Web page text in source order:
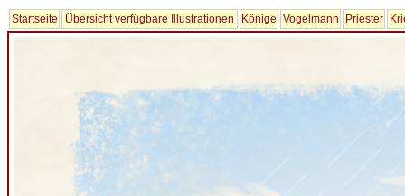
Startseite Übersicht verfügbare Illustrationen Könige Vogelmann Priester